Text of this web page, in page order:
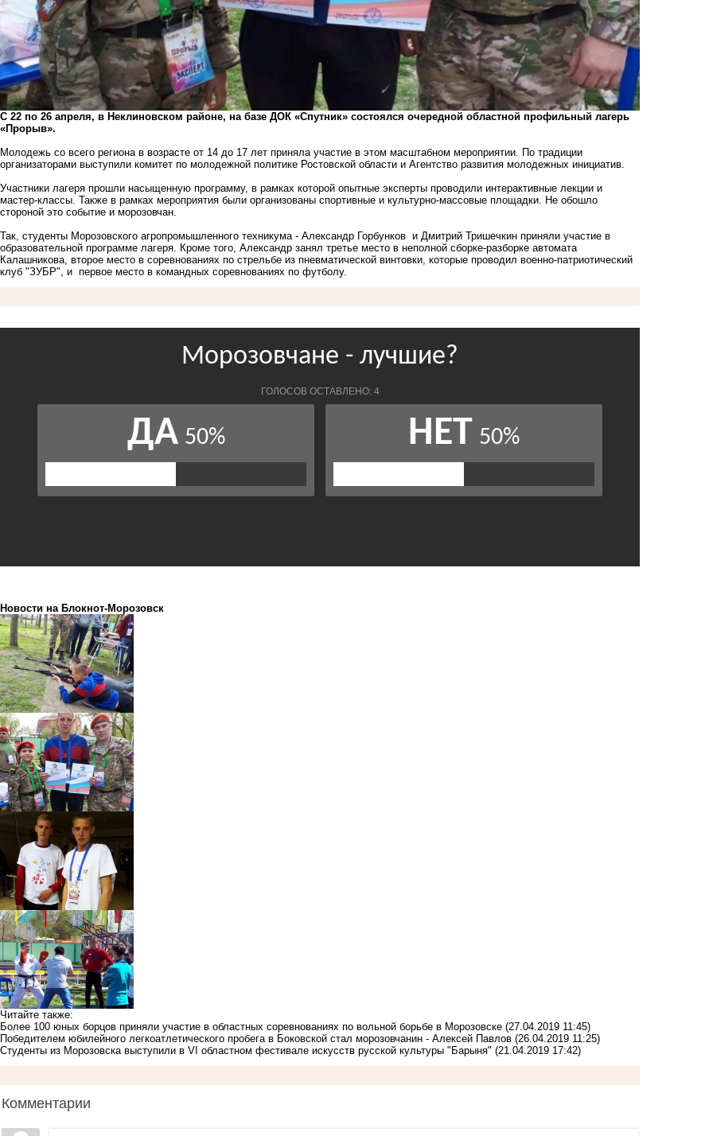
С 22 по 26 апреля, в Неклиновском районе, на базе ДОК «Спутник» состоялся очередной областной профильный лагерь
«Прорыв».
Молодежь со всего региона в возрасте от 14 до 17 лет приняла участие в этом масштабном мероприятии. По традиции
организаторами выступили комитет по молодежной политике Ростовской области и Агентство развития молодежных инициатив.
Участники лагеря прошли насыщенную программу, в рамках которой опытные эксперты проводили интерактивные лекции и
мастер-классы. Также в рамках мероприятия были организованы спортивные и культурно-массовые площадки. Не обошло
стороной это событие и морозовчан.
Так, студенты Морозовского агропромышленного техникума - Александр Горбунков и Дмитрий Тришечкин приняли участие в
образовательной программе лагеря. Кроме того, Александр занял третье место в неполной сборке-разборке автомата
Калашникова, второе место в соревнованиях по стрельбе из пневматической винтовки, которые проводил военно-патриотический
клуб "ЗУБР", и первое место в командных соревнованиях по футболу.
Новости на Блoкнoт-Морозовск
Читайте также:
Более 100 юных борцов приняли участие в областных соревнованиях по вольной борьбе в Морозовске (27.04.2019 11:45)
Победителем юбилейного легкоатлетического пробега в Боковской стал морозовчанин - Алексей Павлов (26.04.2019 11:25)
Студенты из Морозовска выступили в VI областном фестивале искусств русской культуры "Барыня" (21.04.2019 17:42)
Комментарии